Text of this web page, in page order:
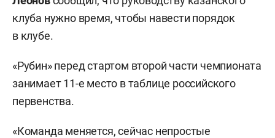
клуба нужно время, чтобы навести порядок
в клубе.
«Рубин» перед стартом второй части чемпионата
занимает 11-е место в таблице российского
первенства.
«Команда меняется, сейчас непростые